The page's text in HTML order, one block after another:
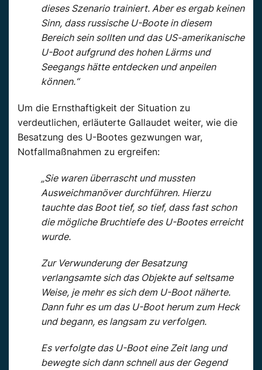
dieses Szenario trainiert. Aber es ergab keinen
Sinn, dass russische U-Boote in diesem
Bereich sein sollten und das US-amerikanische
U-Boot aufgrund des hohen Lärms und
Seegangs hätte entdecken und anpeilen
können.“
Um die Ernsthaftigkeit der Situation zu
verdeutlichen, erläuterte Gallaudet weiter, wie die
Besatzung des U-Bootes gezwungen war,
Notfallmaßnahmen zu ergreifen:
„Sie waren überrascht und mussten
Ausweichmanöver durchführen. Hierzu
tauchte das Boot tief, so tief, dass fast schon
die mögliche Bruchtiefe des U-Bootes erreicht
wurde.
Zur Verwunderung der Besatzung
verlangsamte sich das Objekte auf seltsame
Weise, je mehr es sich dem U-Boot näherte.
Dann fuhr es um das U-Boot herum zum Heck
und begann, es langsam zu verfolgen.
Es verfolgte das U-Boot eine Zeit lang und
bewegte sich dann schnell aus der Gegend